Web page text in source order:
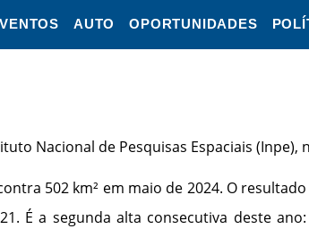
AUTO OPORTUNIDADES
Nacional de Pesquisas Espaciais (Inpe),
502 km² em maio de 2024. O
É a segunda alta consecutiva deste